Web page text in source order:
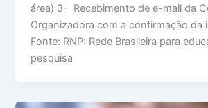
área) 3- Recebimento de e-mail da
Organizadora com a confirmação da
Fonte: RNP: Rede Brasileira para
pesquisa